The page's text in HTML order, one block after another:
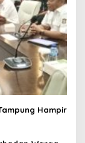
Hampir